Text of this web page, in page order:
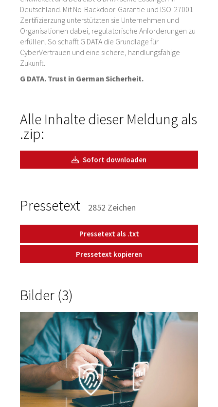
Deutschland. Mit No-Backdoor-Garantie und ISO-27001-
Zertifizierzung unterstützten sie Unternehmen und
Organisationen dabei, regulatorische Anforderungen zu
erfüllen. So schafft G DATA die Grundlage für
CyberVertrauen und eine sichere, handlungsfähige
Zukunft.
G DATA. Trust in German Sicherheit.
Alle Inhalte dieser Meldung als
.zip:
Sofort downloaden
Pressetext 2852 Zeichen
Pressetext als .txt
Pressetext kopieren
Bilder (3)